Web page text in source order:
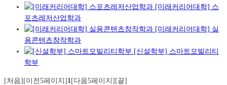
[미래커리어대학] 스
포츠레저산업학과
[미래커리어대학] 실
용콘텐츠창작학과
[신설학부] 스마트모빌리티
학부
[처음][이전5페이지]1 [다음5페이지][끝]